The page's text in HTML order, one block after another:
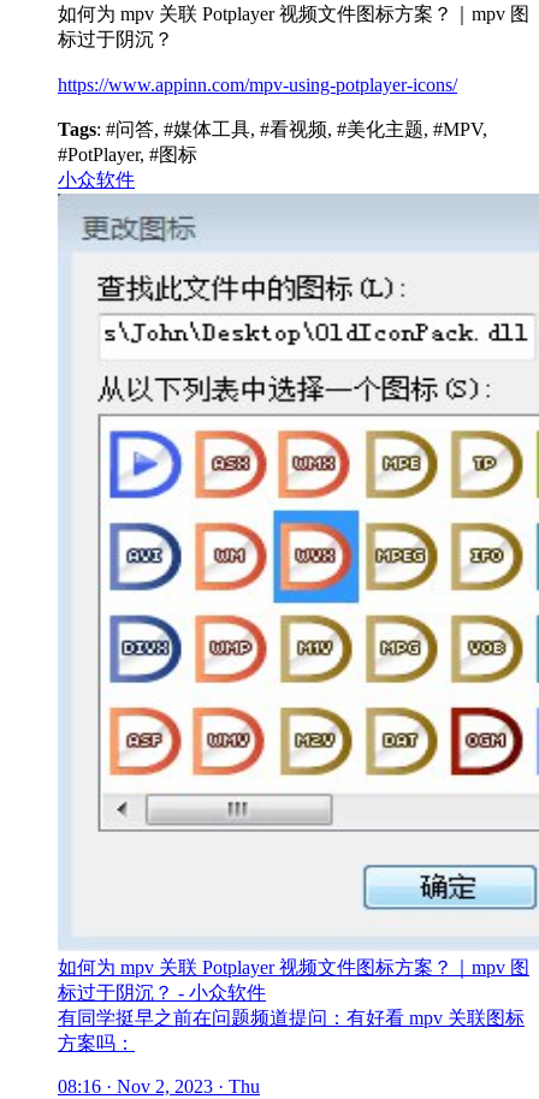
如何为 mpv 关联 Potplayer 视频文件图标方案？｜mpv 图
标过于阴沉？
https://www.appinn.com/mpv-using-potplayer-icons/
Tags: #问答, #媒体工具, #看视频, #美化主题, #MPV,
#PotPlayer, #图标
小众软件
如何为 mpv 关联 Potplayer 视频文件图标方案？｜mpv 图
标过于阴沉？ - 小众软件
有同学挺早之前在问题频道提问：有好看 mpv 关联图标
方案吗：
08:16 · Nov 2, 2023 · Thu